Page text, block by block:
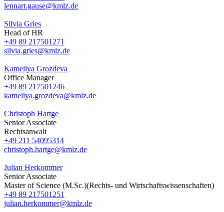
lennart.gause@kmlz.de
Silvia Gries
Head of HR
+49 89 217501271
silvia.gries@kmlz.de
Kameliya Grozdeva
Office Manager
+49 89 217501246
kameliya.grozdeva@kmlz.de
Christoph Hartge
Senior Associate
Rechtsanwalt
+49 211 54095314
christoph.hartge@kmlz.de
Julian Herkommer
Senior Associate
Master of Science (M.Sc.)(Rechts- und Wirtschaftswissenschaften)
+49 89 217501251
julian.herkommer@kmlz.de